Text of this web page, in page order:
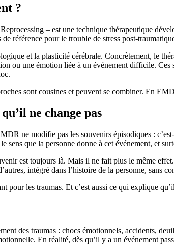
?
– est une technique thérapeutique
référence pour le trouble de stress post-
et la plasticité cérébrale. Concrètement, le
ou une émotion liée à un événement difficile.
sont cousines et peuvent se combiner. En
ne change pas
ne modifie pas les souvenirs épisodiques :
sens que la personne donne à cet événement, et
est toujours là. Mais il ne fait plus le même
intégré dans l’histoire de la personne, sans
pour les traumas. Et c’est aussi ce qui explique
des traumas : chocs émotionnels, accidents,
En réalité, dès qu’il y a un événement